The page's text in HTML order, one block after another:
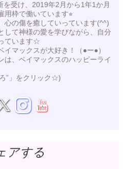
受け、2019年2月から1年1か月
用枠で働いています⭐︎
心の傷を癒していっています(^^)
して神様の愛を学びながら、自分
ています☆
マックスが大好き！（●ー●）
は、ベイマックスのハッピーライ
”」をクリック☆)
アする